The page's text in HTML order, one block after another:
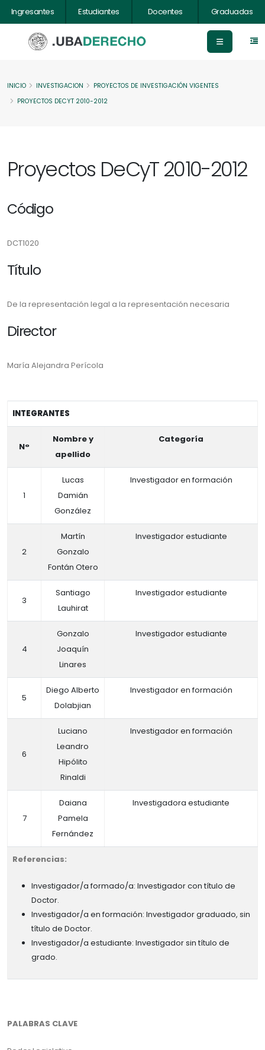
Ingresantes Estudiantes Docentes Graduadas
INICIO INVESTIGACION
PROYECTOS DE INVESTIGACIÓN VIGENTES
PROYECTOS DECYT 2010-2012
Proyectos DeCyT 2010-2012
Código
DCT1020
Título
De la representación legal a la representación necesaria
Director
María Alejandra Perícola
INTEGRANTES
N°
Nombre y
apellido
Categoría
1
Lucas
Damián
González
Investigador en formación
2
Martín
Gonzalo
Fontán Otero
Investigador estudiante
3
Santiago
Lauhirat
Investigador estudiante
4
Gonzalo
Joaquín
Linares
Investigador estudiante
5
Diego Alberto
Dolabjian
Investigador en formación
6
Luciano
Leandro
Hipólito
Rinaldi
Investigador en formación
7
Daiana
Pamela
Fernández
Investigadora estudiante
Referencias:
Investigador/a formado/a: Investigador con título de
Doctor.
Investigador/a en formación: Investigador graduado, sin
título de Doctor.
Investigador/a estudiante: Investigador sin título de
grado.
PALABRAS CLAVE